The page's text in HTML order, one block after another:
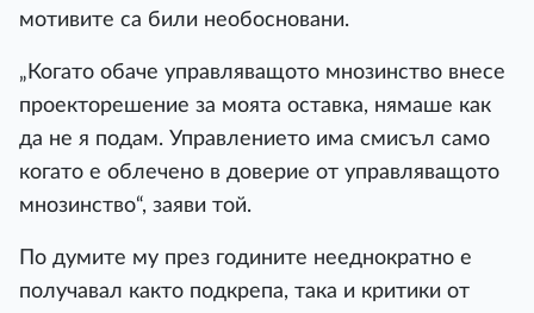
мотивите са били необосновани.
„Когато обаче управляващото мнозинство внесе
проекторешение за моята оставка, нямаше как
да не я подам. Управлението има смисъл само
когато е облечено в доверие от управляващото
мнозинство“, заяви той.
По думите му през годините нееднократно е
получавал както подкрепа, така и критики от